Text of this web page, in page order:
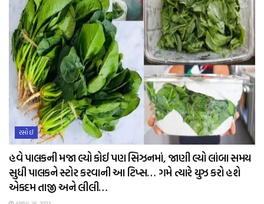
રસોઈ
હવે પાલકની મજા લ્યો કોઈ પણ સિઝનમાં, જાણી લ્યો લાંબા સમય
સુધી પાલકને સ્ટોર કરવાની આ ટિપ્સ… ગમે ત્યારે યુઝ કરો હશે
એકદમ તાજી અને લીલી…